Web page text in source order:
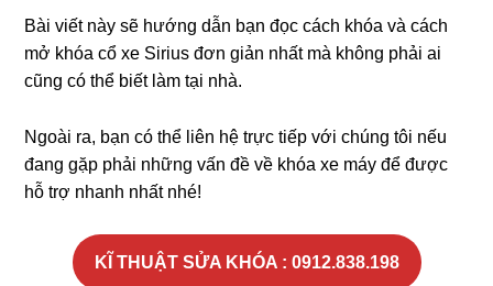
Bài viết này sẽ hướng dẫn bạn đọc cách khóa và cách
mở khóa cổ xe Sirius đơn giản nhất mà không phải ai
cũng có thể biết làm tại nhà.
Ngoài ra, bạn có thể liên hệ trực tiếp với chúng tôi nếu
đang gặp phải những vấn đề về khóa xe máy để được
hỗ trợ nhanh nhất nhé!
KĨ THUẬT SỬA KHÓA : 0912.838.198